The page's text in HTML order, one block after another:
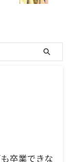
卒業できな